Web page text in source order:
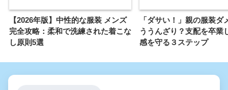
【2026年版】中性的な服装 メンズ
完全攻略：柔和で洗練された着こな
し原則5選
「ダサい！」親の服装ダ
ううんざり？支配を卒業
感を守る３ステップ